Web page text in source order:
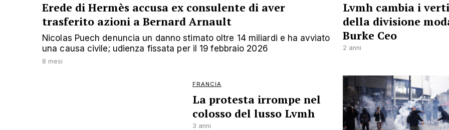
Erede di Hermès accusa ex consulente di aver
trasferito azioni a Bernard Arnault
Nicolas Puech denuncia un danno stimato oltre 14 miliardi e ha avviato
una causa civile; udienza fissata per il 19 febbraio 2026
8 mesi
Lvmh cambia i
della divisione
Burke Ceo
2 anni
FRANCIA
La protesta irrompe nel
colosso del lusso Lvmh
3 anni